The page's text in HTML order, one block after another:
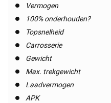
Vermogen
100% onderhouden?
Topsnelheid
Carrosserie
Gewicht
Max. trekgewicht
Laadvermogen
APK